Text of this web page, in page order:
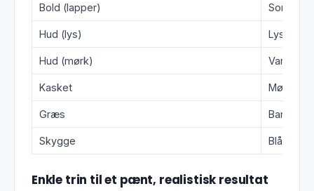
Bold (lapper) Sort
Hud (lys)
Hud (mørk) Varmbrun
Kasket Mørkegrå
Græs Banegrøn
Skygge Blågrå
Enkle trin til et pænt, realistisk resultat